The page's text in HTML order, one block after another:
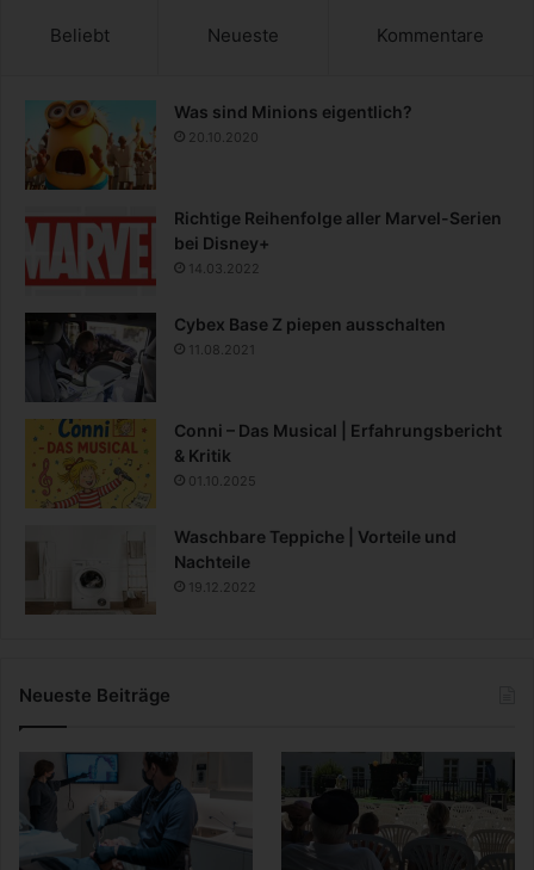
Beliebt Neueste Kommentare
Was sind Minions eigentlich?
20.10.2020
Richtige Reihenfolge aller Marvel-Serien
bei Disney+
14.03.2022
Cybex Base Z piepen ausschalten
11.08.2021
Conni – Das Musical | Erfahrungsbericht
& Kritik
01.10.2025
Waschbare Teppiche | Vorteile und
Nachteile
19.12.2022
Neueste Beiträge